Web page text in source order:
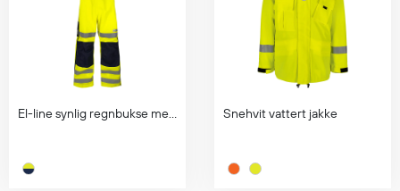
El-line synlig regnbukse med seler Snehvit vattert jakke